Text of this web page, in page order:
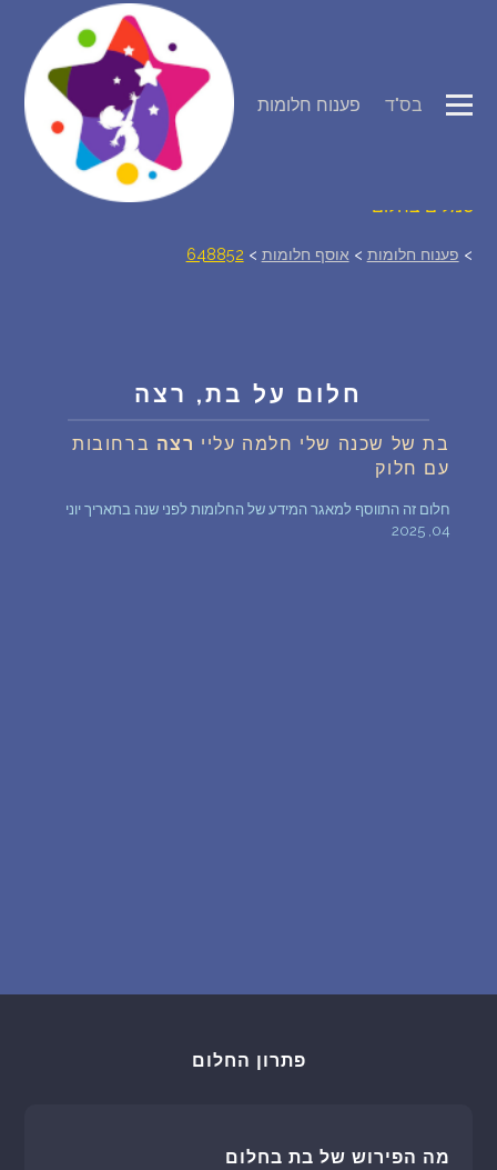
פענוח חלומות בס"ד
סמלים בחלום
רכישת אוצר החלומות
שאלות נפוצות
> פענוח חלומות > אוסף חלומות >
648852
חלום על בת, רצה
בת של שכנה שלי חלמה עליי רצה ברחובות
עם חלוק
חלום זה התווסף למאגר המידע של החלומות לפני שנה בתאריך יוני
04, 2025
פתרון החלום
מה הפירוש של בת בחלום